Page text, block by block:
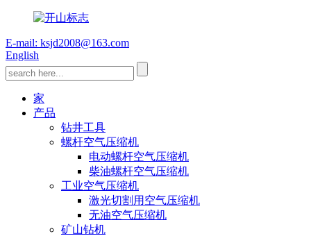
E-mail: ksjd2008@163.com
English
家
产品
钻井工具
螺杆空气压缩机
电动螺杆空气压缩机
柴油螺杆空气压缩机
工业空气压缩机
激光切割用空气压缩机
无油空气压缩机
矿山钻机